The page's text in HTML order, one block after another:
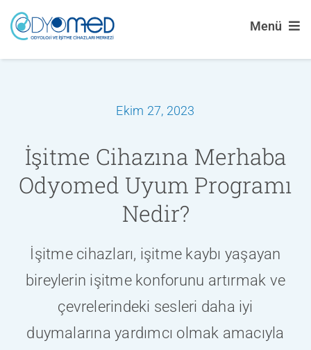
Skip
Menü
BLOG
İLETIŞIM
Ekim 27, 2023
İşitme Cihazına Merhaba
Odyomed Uyum Programı
Nedir?
İşitme cihazları, işitme kaybı yaşayan
bireylerin işitme konforunu artırmak ve
çevrelerindeki sesleri daha iyi
duymalarına yardımcı olmak amacıyla